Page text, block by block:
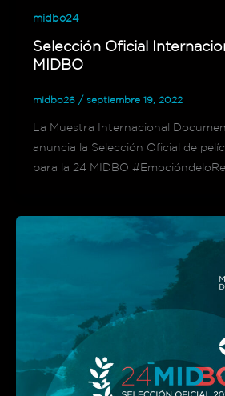
midbo24
Selección Oficial
MIDBO
midbo26 / septiembre 19, 2022
La Muestra Internacional
anuncia la Selección Oficial de
para la 24 MIDBO